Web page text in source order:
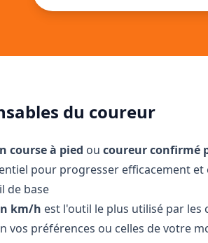
du coureur
course à pied ou coureur confirmé
pour progresser efficacement et
de base
km/h est l'outil le plus utilisé par
vos préférences ou celles de votre